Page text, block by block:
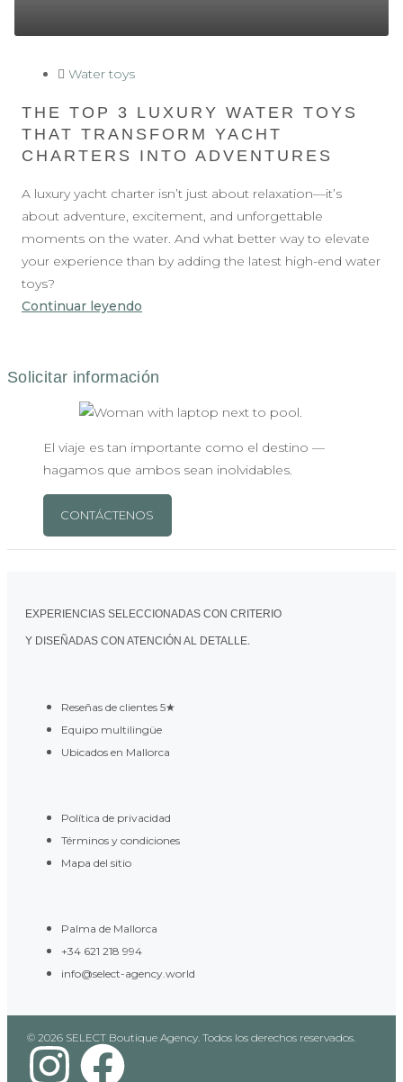
Water toys
THE TOP 3 LUXURY WATER TOYS
THAT TRANSFORM YACHT
CHARTERS INTO ADVENTURES
A luxury yacht charter isn’t just about relaxation—it’s
about adventure, excitement, and unforgettable
moments on the water. And what better way to elevate
your experience than by adding the latest high-end water
toys?
Continuar leyendo
El viaje es tan importante como el destino —
hagamos que ambos sean inolvidables.
CONTÁCTENOS
EXPERIENCIAS SELECCIONADAS CON CRITERIO
Y DISEÑADAS CON ATENCIÓN AL DETALLE.
Reseñas de clientes 5★
Equipo multilingüe
Ubicados en Mallorca
Política de privacidad
Términos y condiciones
Mapa del sitio
Palma de Mallorca
+34 621 218 994
info@select-agency.world
© 2026 SELECT Boutique Agency. Todos los derechos reservados.